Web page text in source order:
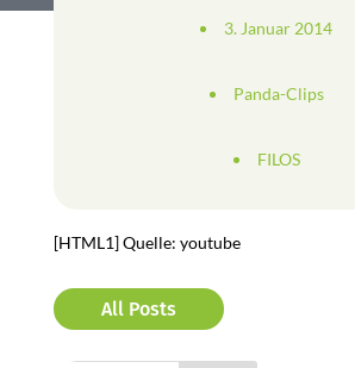
3. Januar 2014
Panda-Clips
FILOS
[HTML1] Quelle: youtube
All Posts